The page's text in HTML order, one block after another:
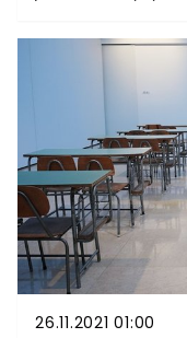
Ostrowska
nowej
rekomendacji
decydować,
szkole, a która
pory na
roczniki lub
dzielić.
26.11.2021 01:00